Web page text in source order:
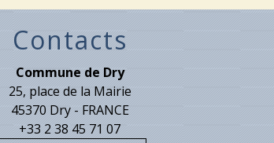
Contacts
Commune de Dry
25, place de la Mairie
45370 Dry - FRANCE
+33 2 38 45 71 07